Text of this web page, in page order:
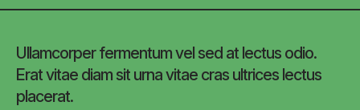
Ullamcorper fermentum vel sed at lectus odio.
Erat vitae diam sit urna vitae cras ultrices lectus
placerat.